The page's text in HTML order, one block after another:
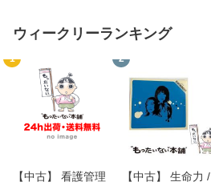
ウィークリーランキング
1
【中古】 看護管理
2
【中古】 生命力 /